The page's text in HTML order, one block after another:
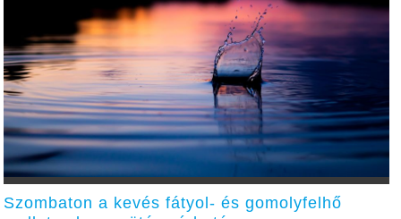
Szombaton a kevés fátyol- és gomolyfelhő